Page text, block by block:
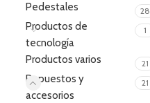
Pedestales 28
Productos de
tecnología
1
Productos varios 21
Repuestos y
accesorios
21